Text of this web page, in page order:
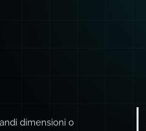
dimensioni o